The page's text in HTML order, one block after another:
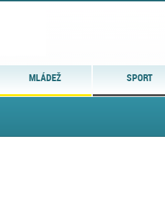
MLÁDEŽ SPORT